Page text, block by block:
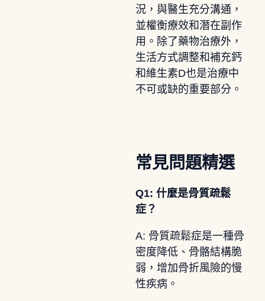
況，與醫生充分溝通，
並權衡療效和潛在副作
用。除了藥物治療外，
生活方式調整和補充鈣
和維生素D也是治療中
不可或缺的重要部分。
常見問題精選
Q1: 什麼是骨質疏鬆
症？
A: 骨質疏鬆症是一種骨
密度降低、骨骼結構脆
弱，增加骨折風險的慢
性疾病。